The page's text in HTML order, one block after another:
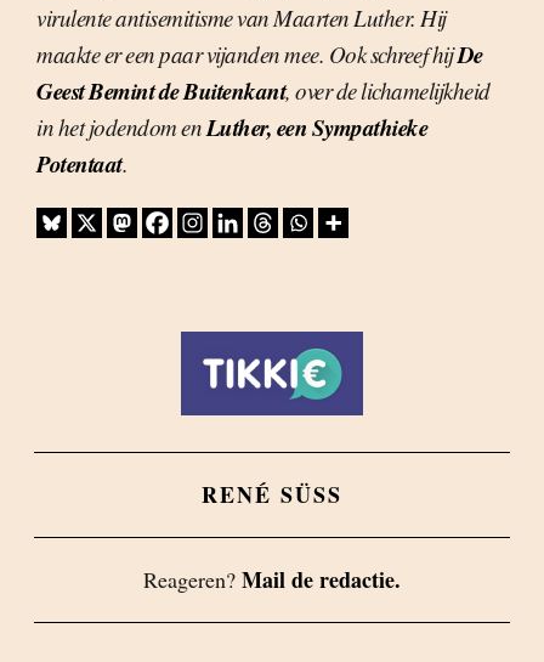
virulente antisemitisme van Maarten Luther. Hij
maakte er een paar vijanden mee. Ook schreef hijDe
Geest Bemint de Buitenkant, over de lichamelijkheid
in het jodendom enLuther, een Sympathieke
Potentaat.
RENÉ SÜSS
Reageren? Mail de redactie.